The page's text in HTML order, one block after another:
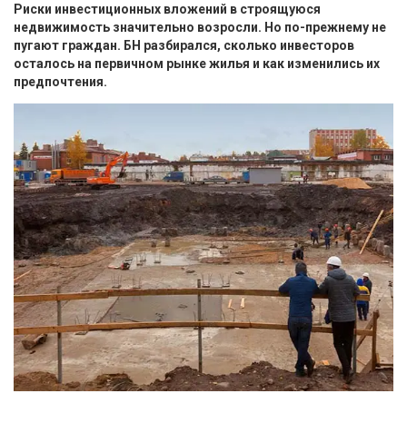
Риски инвестиционных вложений в строящуюся
недвижимость значительно возросли. Но по-прежнему не
пугают граждан. БН разбирался, сколько инвесторов
осталось на первичном рынке жилья и как изменились их
предпочтения.